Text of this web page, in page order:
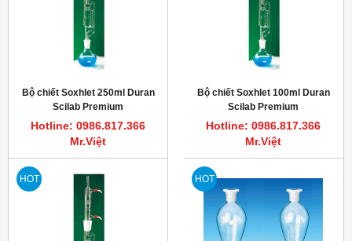
Bộ chiết Soxhlet 250ml Duran
Scilab Premium
Hotline: 0986.817.366
Mr.Việt
Bộ chiết Soxhlet 100ml Duran
Scilab Premium
Hotline: 0986.817.366
Mr.Việt
HOT HOT